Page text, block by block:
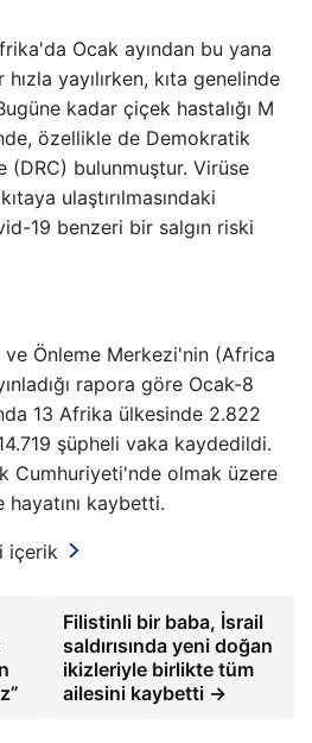
Ocak ayından bu yana
yayılırken, kıta genelinde
kadar çiçek hastalığı M
özellikle de Demokratik
(DRC) bulunmuştur. Virüse
ulaştırılmasındaki
19 benzeri bir salgın riski
Önleme Merkezi'nin (Africa
rapora göre Ocak-8
13 Afrika ülkesinde 2.822
şüpheli vaka kaydedildi.
Cumhuriyeti'nde olmak üzere
kaybetti.
içerik
Filistinli bir baba, İsrail
saldırısında yeni doğan
ikizleriyle birlikte tüm
ailesini kaybetti →